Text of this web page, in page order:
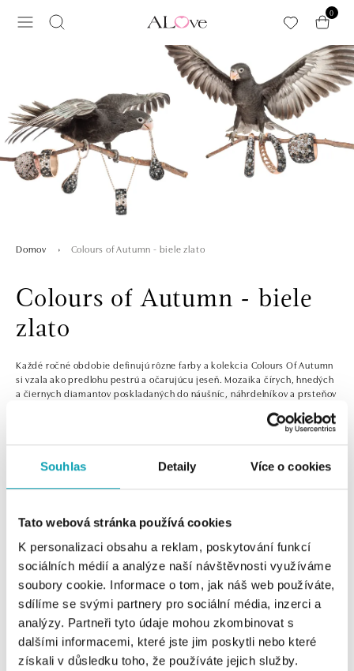
Souhlas Detaily Více o cookies
Tato webová stránka používá cookies
K personalizaci obsahu a reklam, poskytování funkcí
sociálních médií a analýze naší návštěvnosti využíváme
soubory cookie. Informace o tom, jak náš web používáte,
sdílíme se svými partnery pro sociální média, inzerci a
analýzy. Partneři tyto údaje mohou zkombinovat s
dalšími informacemi, které jste jim poskytli nebo které
získali v důsledku toho, že používáte jejich služby.
0
Domov Colours of Autumn - biele zlato
Colours of Autumn - biele
zlato
Každé ročné obdobie definujú rôzne farby a kolekcia Colours Of Autumn
si vzala ako predlohu pestrú a očarujúcu jeseň. Mozaika čírych, hnedých
a čiernych diamantov poskladaných do náušníc, náhrdelníkov a prsteňov
V katalógu nie sú žiadne produkty.
Prihlásenie k odberu newslettera